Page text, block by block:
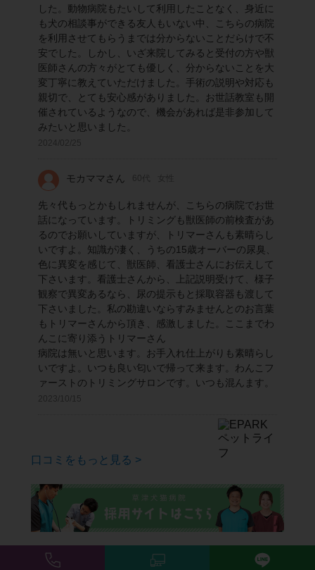
した。動物病院もたいして利用したことなく、身近に
も犬の相談事ができる友人もいない中、こちらの病院
を利用させてもらうまでは分からないことだらけで不
安でした。しかし、いざ来院してみると受付の方や獣
医師さんの方々がとても優しく、分からないことを大
変丁寧に教えていただけました。手術の説明や対応も
親切で、とても安心感がありました。お世話教室も開
催されているようなので、機会があれば是非参加して
みたいと思いました。
2024/02/25
モカママさん 60代 女性
先々代もっとかもしれませんが、こちらの病院でお世
話になっています。トリミングも獣医師の前検査があ
るのでお願いしていますが、トリマーさんも素晴らし
いですよ。知識が凄く、うちの15歳オーバーの尿臭、
色に異変を感じて、獣医師、看護士さんにお伝えして
下さいます。看護士さんから、上記説明受けて、様子
観察で異変あるなら、尿の提示もと採取容器も渡して
下さいました。私の勘違いならすみませんとのお言葉
もトリマーさんから頂き、感激しました。ここまでわ
んこに寄り添うトリマーさん
病院は無いと思います。お手入れ仕上がりも素晴らし
いですよ。いつも良い匂いで帰って来ます。わんこフ
ァーストのトリミングサロンです。いつも混んます。
2023/10/15
口コミをもっと見る >